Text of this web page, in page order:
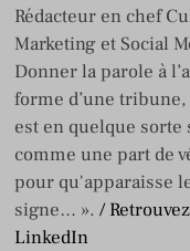
Rédacteur en chef
Marketing et Social
Donner la parole à
forme d’une
est en quelque sorte
comme une part de
pour qu'apparaisse
signe… ». /
LinkedIn